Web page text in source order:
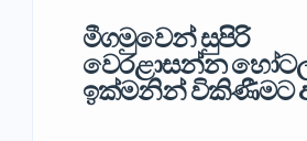
මීගමුවෙන් සුපිරි
වෙරළාසන්න
ඉක්මනින් විකිණීමට